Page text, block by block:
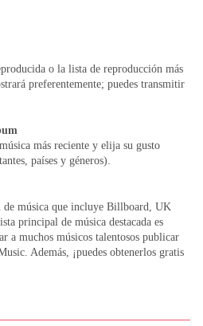
o la lista de reproducción más
preferentemente; puedes transmitir
más reciente y elija su gusto
países y géneros).
de música que incluye Billboard, UK
principal de música destacada es
a muchos músicos talentosos publicar
Además, ¡puedes obtenerlos gratis